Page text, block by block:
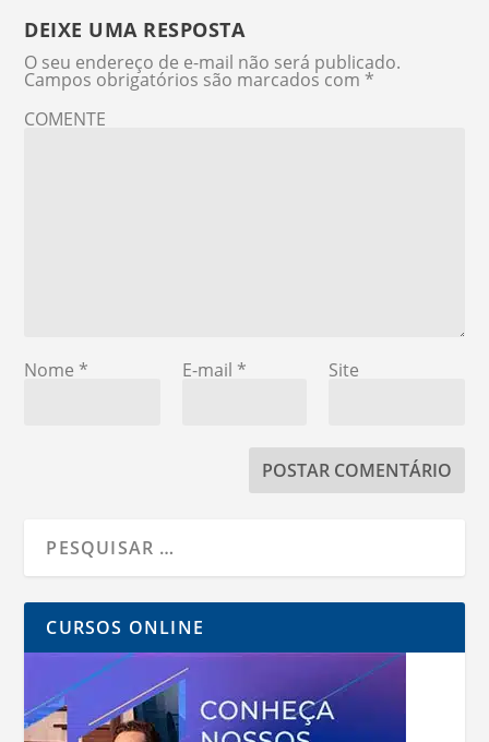
DEIXE UMA RESPOSTA
O seu endereço de e-mail não será publicado.
Campos obrigatórios são marcados com *
COMENTE
Nome * E-mail * Site
CURSOS ONLINE